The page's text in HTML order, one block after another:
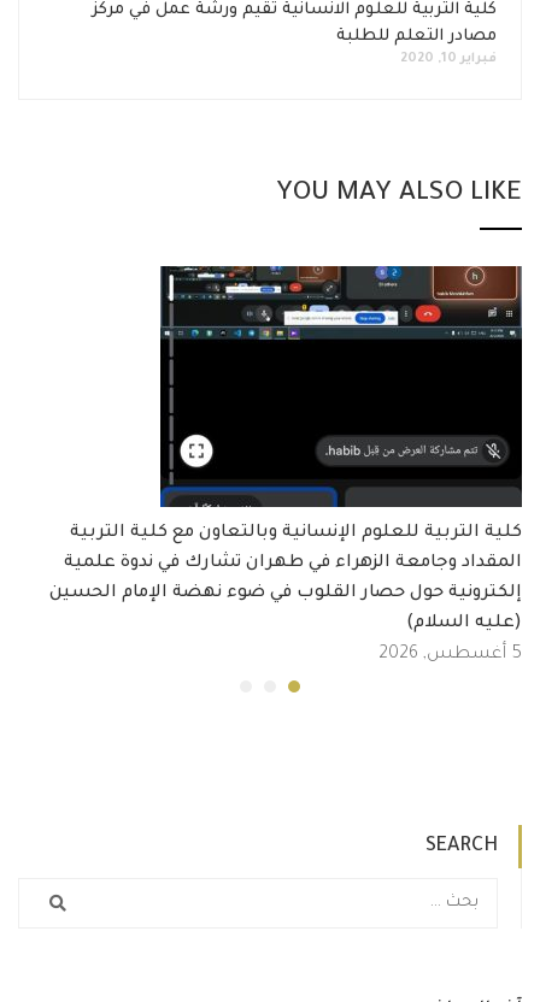
كلية التربية للعلوم الانسانية تقيم ورشة عمل في مركز
مصادر التعلم للطلبة
فبراير 10, 2020
YOU MAY ALSO LIKE
كلية التربية للعلوم الإنسانية وبالتعاون مع كلية التربية
المقداد وجامعة الزهراء في طهران تشارك في ندوة علمية
إلكترونية حول حصار القلوب في ضوء نهضة الإمام الحسين
(عليه السلام)
5 أغسطس, 2026
SEARCH